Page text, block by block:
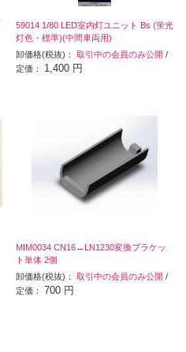
59014 1/80 LED室内灯ユニット Bs (蛍光
灯色・標準)(中間車両用)
卸価格(税抜)：取引中の会員のみ公開 /
定価： 1,400 円
MIM0034 CN16→LN1230変換ブラケッ
ト単体 2個
卸価格(税抜)：取引中の会員のみ公開 /
定価： 700 円